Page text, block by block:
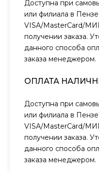
Доступна при
или филиала в
VISA/MasterCard/
получении заказа.
данного способа
заказа менеджером.
ОПЛАТА
Доступна при
или филиала в
VISA/MasterCard/
получении заказа.
данного способа
заказа менеджером.